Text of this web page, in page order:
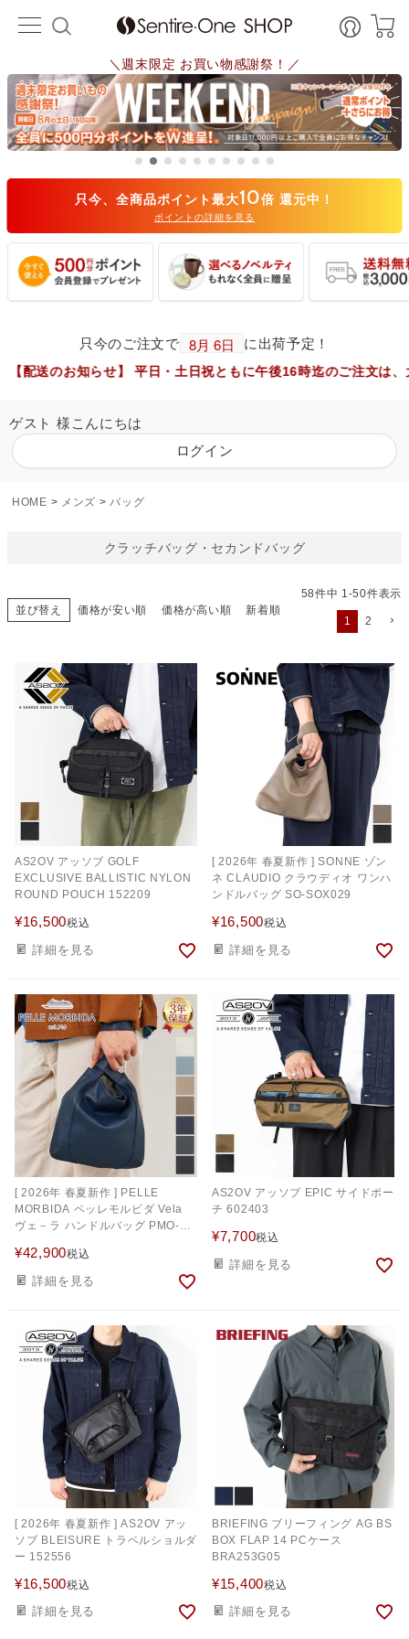
＼週末限定 お買い物感謝祭！／
只今、全商品ポイント最大10倍 還元中！
ポイントの詳細を見る
只今のご注文で に出荷予定！
せ】 平日・土日祝ともに午後16時迄のご注文は、大阪市からヤ
ゲスト 様こんにちは
ログイン
HOME メンズ バッグ
クラッチバッグ・セカンドバッグ
並び替え 価格が安い順 価格が高い順 新着順
58件中 1-50件表示
1 2
AS2OV アッソブ GOLF
EXCLUSIVE BALLISTIC NYLON
ROUND POUCH 152209
¥16,500税込
詳細を見る
[ 2026年 春夏新作 ] SONNE ゾン
ネ CLAUDIO クラウディオ ワンハ
ンドルバッグ SO-SOX029
¥16,500税込
詳細を見る
[ 2026年 春夏新作 ] PELLE
MORBIDA ペッレモルビダ Vela
ヴェ－ラ ハンドルバッグ PMO-
¥42,900税込
詳細を見る
AS2OV アッソブ EPIC サイドポー
チ 602403
¥7,700税込
詳細を見る
[ 2026年 春夏新作 ] AS2OV アッ
ソブ BLEISURE トラベルショルダ
ー 152556
¥16,500税込
詳細を見る
BRIEFING ブリーフィング AG BS
BOX FLAP 14 PCケース
BRA253G05
¥15,400税込
詳細を見る